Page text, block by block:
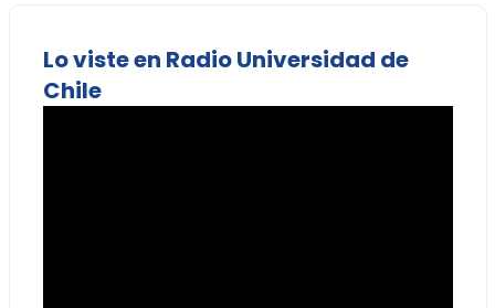
Lo viste en Radio Universidad de
Chile